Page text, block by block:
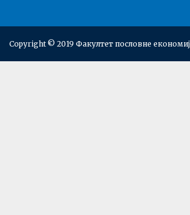
Copyright © 2019 Факултет пословне